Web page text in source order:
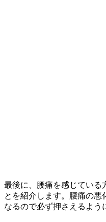
最後に、腰痛を感じている
とを紹介します。腰痛の悪
なるので必ず押さえるよう